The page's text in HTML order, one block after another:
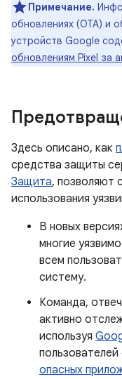
Примечание.
обновлениях (OTA) и
устройств Google
обновлениям Pixel за
Здесь описано, как
средства защиты
Защита, позволяют
использования
В новых
многие
всем
систему.
Команда,
активно
используя
опасных